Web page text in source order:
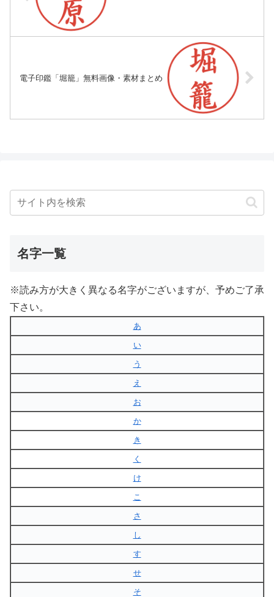
電子印鑑「堀籠」無料画像・素材まとめ
名字一覧
※読み方が大きく異なる名字がございますが、予めご了承
下さい。
あ
い
う
え
お
か
き
く
け
こ
さ
し
す
せ
そ